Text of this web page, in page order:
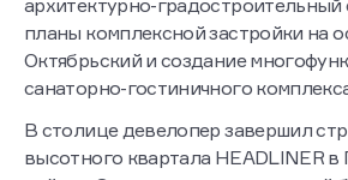
архитектурно-градостроительный
планы комплексной застройки на
Октябрьский и создание
санаторно-гостиничного
В столице девелопер завершил
высотного квартала HEADLINER